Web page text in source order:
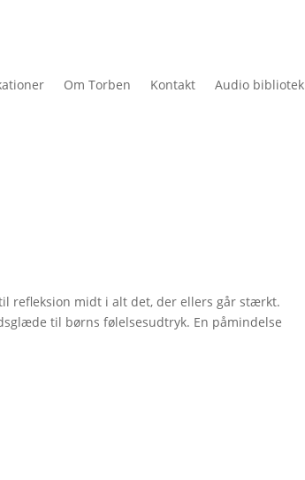
Om Torben Kontakt Audio bibliotek
refleksion midt i alt det, der ellers går stærkt.
til børns følelsesudtryk. En påmindelse